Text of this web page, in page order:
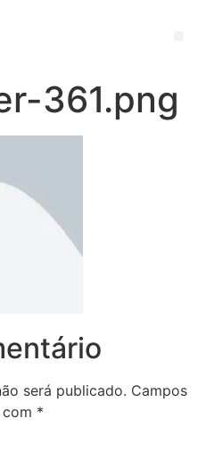
361.png
será publicado. Campos
*